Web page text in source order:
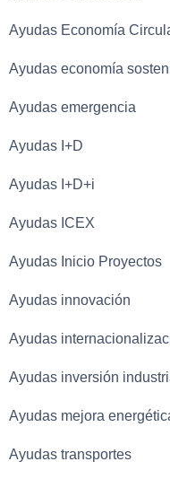
Ayudas Economía
Ayudas economía
Ayudas emergencia
Ayudas I+D
Ayudas I+D+i
Ayudas ICEX
Ayudas Inicio Proyectos
Ayudas innovación
Ayudas
Ayudas inversión
Ayudas mejora
Ayudas transportes